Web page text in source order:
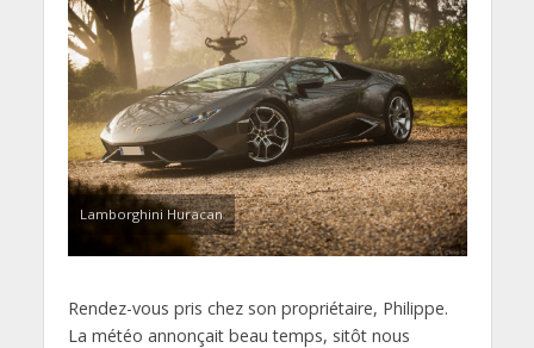
Lamborghini Huracan
Rendez-vous pris chez son propriétaire, Philippe.
La météo annonçait beau temps, sitôt nous